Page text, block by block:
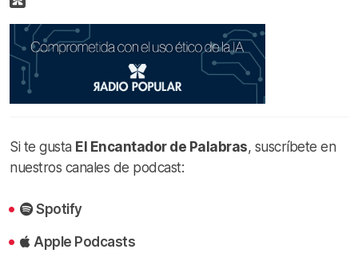
Si te gusta El Encantador de Palabras, suscríbete en
nuestros canales de podcast:
Spotify
Apple Podcasts